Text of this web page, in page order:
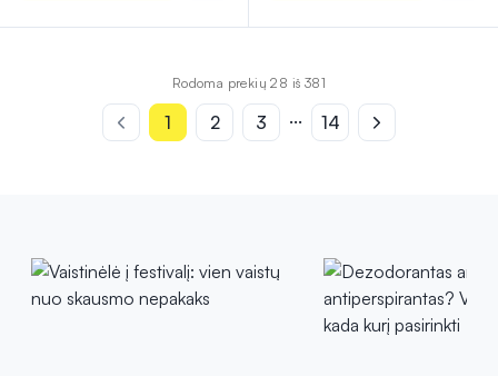
Rodoma prekių 28 iš 381
1 2 3 ... 14